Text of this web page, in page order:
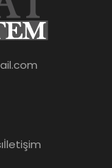
İletişim